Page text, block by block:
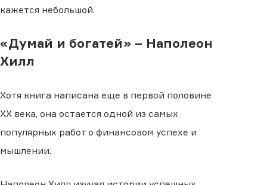
кажется небольшой.
«Думай и богатей» – Наполеон
Хилл
Хотя книга написана еще в первой половине
XX века, она остается одной из самых
популярных работ о финансовом успехе и
мышлении.